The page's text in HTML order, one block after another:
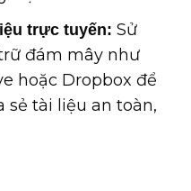
trực tuyến: Sử
đám mây như
hoặc Dropbox để
sẻ tài liệu an toàn,